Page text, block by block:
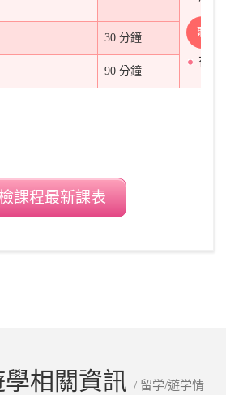
聽
在課
30 分鐘
90 分鐘
課程最新課表
學相關資訊/ 留学/遊学情